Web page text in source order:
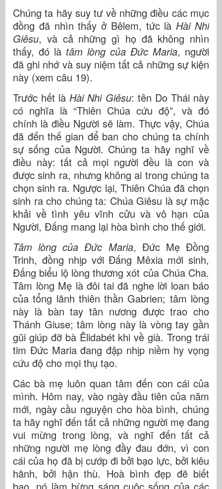
Chúng ta hãy suy tư về những điều các mục
đồng đã nhìn thấy ở Bêlem, tức làHài Nhi
Giêsu, và cả những gì họ đã không nhìn
thấy, đó là tâm lòng của Đức Maria, người
đã ghi nhớ và suy niệm tất cả những sự kiện
này (xem câu 19).
Trước hết làHài Nhi Giêsu: tên Do Thái này
có nghĩa là “Thiên Chúa cứu độ”, và đó
chính là điều Người sẽ làm. Thực vậy, Chúa
đã đến thế gian để ban cho chúng ta chính
sự sống của Người. Chúng ta hãy nghĩ về
điều này: tất cả mọi người đều là con và
được sinh ra, nhưng không ai trong chúng ta
chọn sinh ra. Ngược lại, Thiên Chúa đã chọn
sinh ra cho chúng ta: Chúa Giêsu là sự mặc
khải về tình yêu vĩnh cửu và vô hạn của
Người, Đấng mang lại hòa bình cho thế giới.
Tâm lòng của Đức Maria, Đức Mẹ Đồng
Trinh, đồng nhịp với Đấng Mêxia mới sinh,
Đấng biểu lộ lòng thương xót của Chúa Cha.
Tâm lòng Mẹ là đôi tai đã nghe lời loan báo
của tổng lãnh thiên thần Gabrien; tâm lòng
này là bàn tay tân nương được trao cho
Thánh Giuse; tâm lòng này là vòng tay gần
gũi giúp đỡ bà Êlidabét khi về già. Trong trái
tim Đức Maria đang đập nhịp niềm hy vọng
cứu độ cho mọi thụ tạo.
Các bà mẹ luôn quan tâm đến con cái của
mình. Hôm nay, vào ngày đầu tiên của năm
mới, ngày cầu nguyện cho hòa bình, chúng
ta hãy nghĩ đến tất cả những người mẹ đang
vui mừng trong lòng, và nghĩ đến tất cả
những người mẹ lòng đầy đau đớn, vì con
cái của họ đã bị cướp đi bởi bạo lực, bởi kiêu
hãnh, bởi hận thù. Hoà bình đẹp đẽ biết